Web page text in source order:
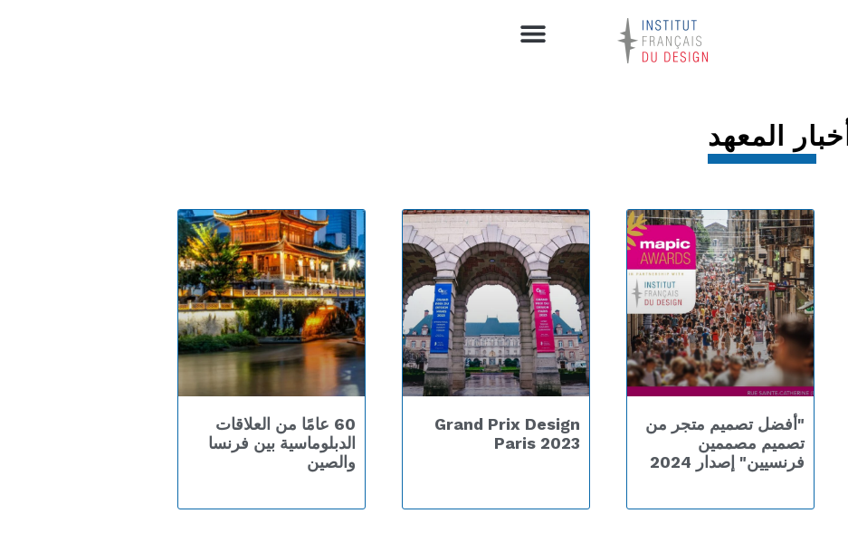
أخبار المعهد
"أفضل تصميم متجر من
تصميم مصممين
فرنسيين" إصدار 2024
Grand Prix Design
Paris 2023
60 عامًا من العلاقات
الدبلوماسية بين فرنسا
والصين